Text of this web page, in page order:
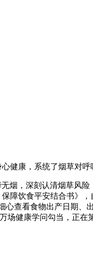
康，系统了烟草对呼
，深刻认清烟草风险
障饮食平安结合书》
查看食物出产日期、
健康学问勾当，正在